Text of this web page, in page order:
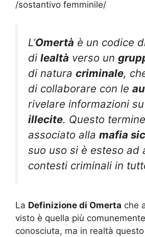
/sostantivo femminile/
L’Omertà è un codice
di lealtà verso un
di natura criminale,
di collaborare con le
rivelare informazioni
illecite. Questo
associato alla mafia
suo uso si è esteso ad
contesti criminali in
La Definizione di Omerta che
visto è quella più
conosciuta, ma in realtà